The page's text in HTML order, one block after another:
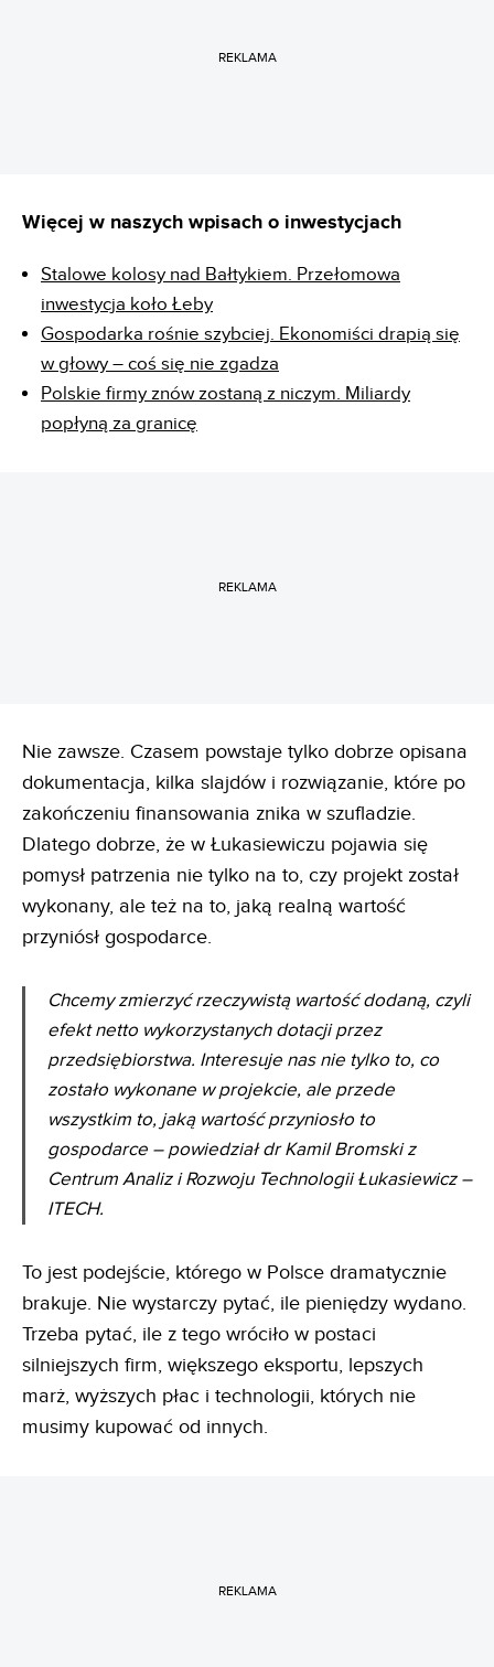
REKLAMA
Więcej w naszych wpisach o inwestycjach
Stalowe kolosy nad Bałtykiem. Przełomowa
inwestycja koło Łeby
Gospodarka rośnie szybciej. Ekonomiści drapią się
w głowy – coś się nie zgadza
Polskie firmy znów zostaną z niczym. Miliardy
popłyną za granicę
REKLAMA
Nie zawsze. Czasem powstaje tylko dobrze opisana
dokumentacja, kilka slajdów i rozwiązanie, które po
zakończeniu finansowania znika w szufladzie.
Dlatego dobrze, że w Łukasiewiczu pojawia się
pomysł patrzenia nie tylko na to, czy projekt został
wykonany, ale też na to, jaką realną wartość
przyniósł gospodarce.
Chcemy zmierzyć rzeczywistą wartość dodaną, czyli
efekt netto wykorzystanych dotacji przez
przedsiębiorstwa. Interesuje nas nie tylko to, co
zostało wykonane w projekcie, ale przede
wszystkim to, jaką wartość przyniosło to
gospodarce – powiedział dr Kamil Bromski z
Centrum Analiz i Rozwoju Technologii Łukasiewicz –
ITECH.
To jest podejście, którego w Polsce dramatycznie
brakuje. Nie wystarczy pytać, ile pieniędzy wydano.
Trzeba pytać, ile z tego wróciło w postaci
silniejszych firm, większego eksportu, lepszych
marż, wyższych płac i technologii, których nie
musimy kupować od innych.
REKLAMA